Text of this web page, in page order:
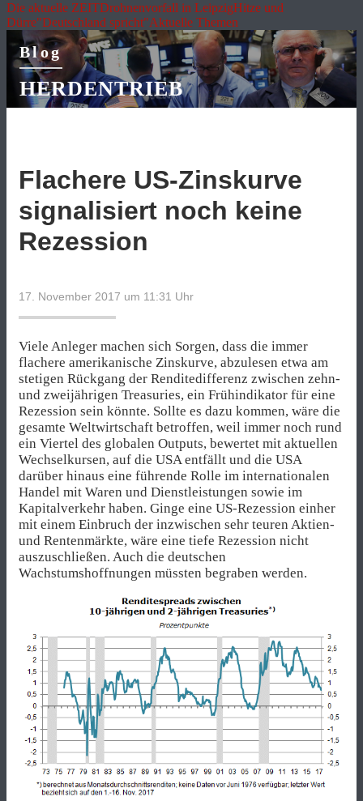
Die aktuelle ZEITDrohnenvorfall in LeipzigHitze und
Dürre"Deutschland spricht"Aktuelle Themen
Blog
HERDENTRIEB
Flachere US-Zinskurve
signalisiert noch keine
Rezession
17. November 2017 um 11:31 Uhr
Viele Anleger machen sich Sorgen, dass die immer
flachere amerikanische Zinskurve, abzulesen etwa am
stetigen Rückgang der Renditedifferenz zwischen zehn-
und zweijährigen Treasuries, ein Frühindikator für eine
Rezession sein könnte. Sollte es dazu kommen, wäre die
gesamte Weltwirtschaft betroffen, weil immer noch rund
ein Viertel des globalen Outputs, bewertet mit aktuellen
Wechselkursen, auf die USA entfällt und die USA
darüber hinaus eine führende Rolle im internationalen
Handel mit Waren und Dienstleistungen sowie im
Kapitalverkehr haben. Ginge eine US-Rezession einher
mit einem Einbruch der inzwischen sehr teuren Aktien-
und Rentenmärkte, wäre eine tiefe Rezession nicht
auszuschließen. Auch die deutschen
Wachstumshoffnungen müssten begraben werden.